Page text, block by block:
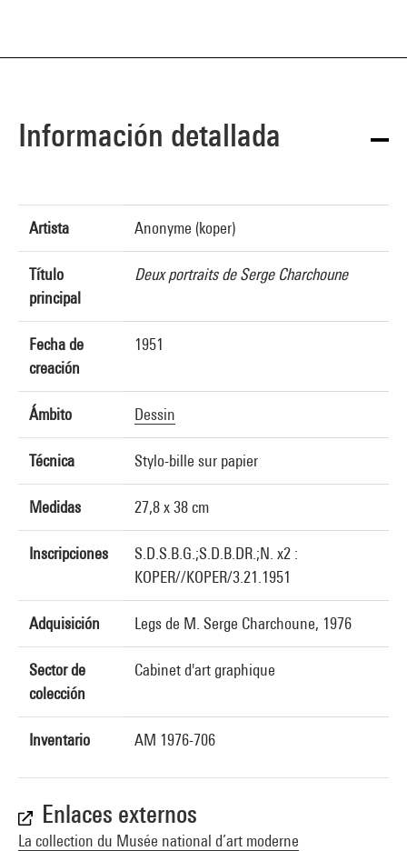
Información detallada
Artista Anonyme (koper)
Título
principal
Deux portraits de Serge Charchoune
Fecha de
creación
1951
Ámbito Dessin
Técnica Stylo-bille sur papier
Medidas 27,8 x 38 cm
Inscripciones
S.D.S.B.G.;S.D.B.DR.;N. x2 :
KOPER//KOPER/3.21.1951
Adquisición Legs de M. Serge Charchoune, 1976
Sector de
colección
Cabinet d'art graphique
Inventario AM 1976-706
Enlaces externos
La collection du Musée national d’art moderne